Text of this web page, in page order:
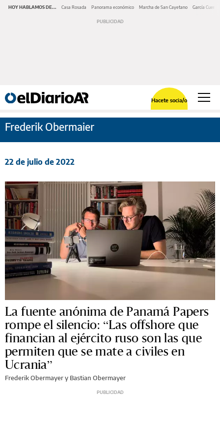
HOY HABLAMOS DE... Casa Rosada Panorama económico Marcha de San Cayetano García Cuerva
Hacete socia/o
Frederik Obermaier
22 de julio de 2022
La fuente anónima de Panamá Papers
rompe el silencio: “Las offshore que
financian al ejército ruso son las que
permiten que se mate a civiles en
Ucrania”
Frederik Obermayer y Bastian Obermayer